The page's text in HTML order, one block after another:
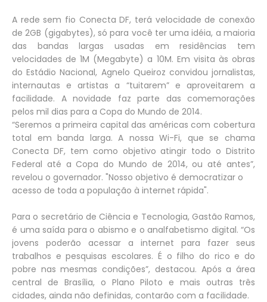
A rede sem fio Conecta DF, terá velocidade de conexão
de 2GB (gigabytes), só para você ter uma idéia, a maioria
das bandas largas usadas em residências tem
velocidades de 1M (Megabyte) a 10M. Em visita às obras
do Estádio Nacional, Agnelo Queiroz convidou jornalistas,
internautas e artistas a “tuitarem” e aproveitarem a
facilidade. A novidade faz parte das comemorações
pelos mil dias para a Copa do Mundo de 2014.
“Seremos a primeira capital das américas com cobertura
total em banda larga. A nossa Wi-Fi, que se chama
Conecta DF, tem como objetivo atingir todo o Distrito
Federal até a Copa do Mundo de 2014, ou até antes”,
revelou o governador. "Nosso objetivo é democratizar o
acesso de toda a população à internet rápida".
Para o secretário de Ciência e Tecnologia, Gastão Ramos,
é uma saída para o abismo e o analfabetismo digital. “Os
jovens poderão acessar a internet para fazer seus
trabalhos e pesquisas escolares. É o filho do rico e do
pobre nas mesmas condições”, destacou. Após a área
central de Brasília, o Plano Piloto e mais outras três
cidades, ainda não definidas, contarão com a facilidade.